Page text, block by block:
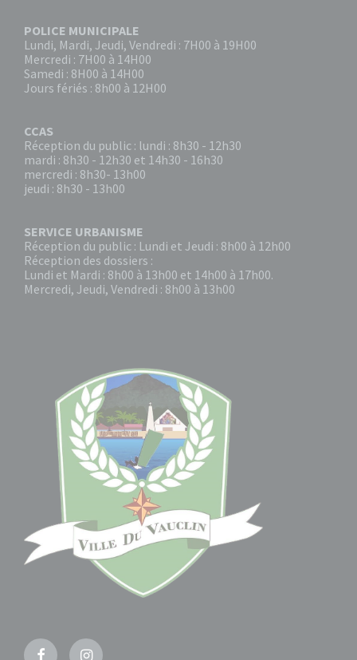
POLICE MUNICIPALE
Lundi, Mardi, Jeudi, Vendredi : 7H00 à 19H00
Mercredi : 7H00 à 14H00
Samedi : 8H00 à 14H00
Jours fériés : 8h00 à 12H00
CCAS
Réception du public : lundi : 8h30 - 12h30
mardi : 8h30 - 12h30 et 14h30 - 16h30
mercredi : 8h30- 13h00
jeudi : 8h30 - 13h00
SERVICE URBANISME
Réception du public : Lundi et Jeudi : 8h00 à 12h00
Réception des dossiers :
Lundi et Mardi : 8h00 à 13h00 et 14h00 à 17h00.
Mercredi, Jeudi, Vendredi : 8h00 à 13h00
FacebookInstagram